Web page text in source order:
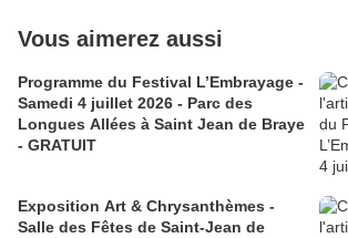
Vous aimerez aussi
Programme du Festival L’Embrayage -
Samedi 4 juillet 2026 - Parc des
Longues Allées à Saint Jean de Braye
- GRATUIT
Exposition Art & Chrysanthèmes -
Salle des Fêtes de Saint-Jean de